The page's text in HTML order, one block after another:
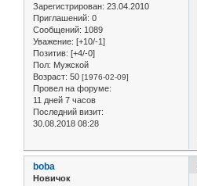
Зарегистрирован: 23.04.2010
Приглашений: 0
Сообщений: 1089
Уважение: [+10/-1]
Позитив: [+4/-0]
Пол: Мужской
Возраст: 50 [1976-02-09]
Провел на форуме:
11 дней 7 часов
Последний визит:
30.08.2018 08:28
boba
Новичок